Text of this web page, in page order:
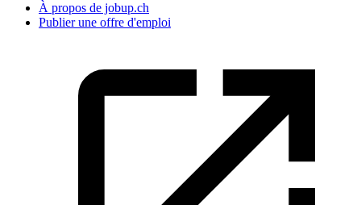
À propos de jobup.ch
Publier une offre d'emploi